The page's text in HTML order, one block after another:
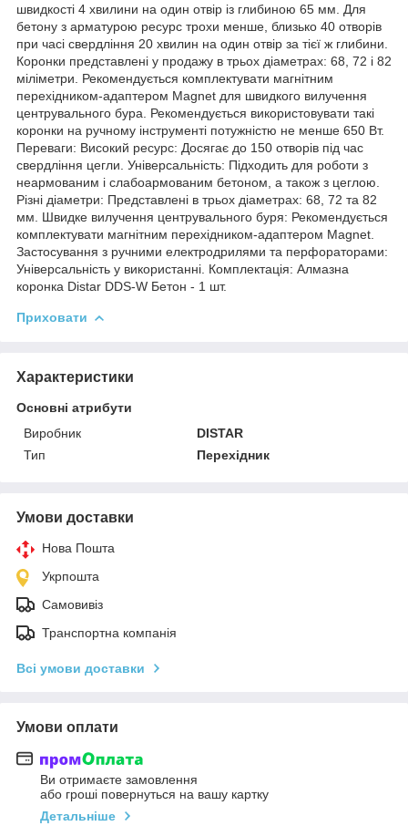
швидкості 4 хвилини на один отвір із глибиною 65 мм. Для
бетону з арматурою ресурс трохи менше, близько 40 отворів
при часі свердління 20 хвилин на один отвір за тієї ж глибини.
Коронки представлені у продажу в трьох діаметрах: 68, 72 і 82
міліметри. Рекомендується комплектувати магнітним
перехідником-адаптером Magnet для швидкого вилучення
центрувального бура. Рекомендується використовувати такі
коронки на ручному інструменті потужністю не менше 650 Вт.
Переваги: Високий ресурс: Досягає до 150 отворів під час
свердління цегли. Універсальність: Підходить для роботи з
неармованим і слабоармованим бетоном, а також з цеглою.
Різні діаметри: Представлені в трьох діаметрах: 68, 72 та 82
мм. Швидке вилучення центрувального буря: Рекомендується
комплектувати магнітним перехідником-адаптером Magnet.
Застосування з ручними електродрилями та перфораторами:
Універсальність у використанні. Комплектація: Алмазна
коронка Distar DDS-W Бетон - 1 шт.
Приховати
Характеристики
Основні атрибути
Виробник
DISTAR
Тип
Перехідник
Умови доставки
Нова Пошта
Укрпошта
Самовивіз
Транспортна компанія
Всі умови доставки
Умови оплати
Ви отримаєте замовлення
або гроші повернуться на вашу картку
Детальніше